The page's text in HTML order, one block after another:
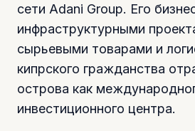
сети Adani Group. Его
инфраструктурными
сырьевыми товарами и
кипрского гражданства
острова как
инвестиционного центра.